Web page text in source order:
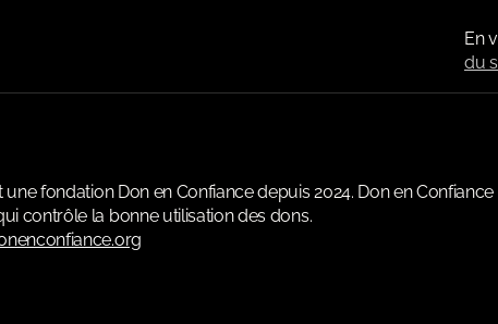
En
du
une fondation Don en Confiance depuis 2024. Don en Confiance
contrôle la bonne utilisation des dons.